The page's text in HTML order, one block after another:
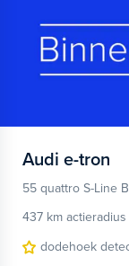
Audi e-tron
55 quattro S-Line
437 km actieradius
dodehoek